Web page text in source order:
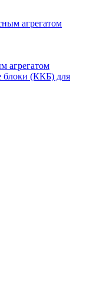
агрегатом
агрегатом
блоки (ККБ) для